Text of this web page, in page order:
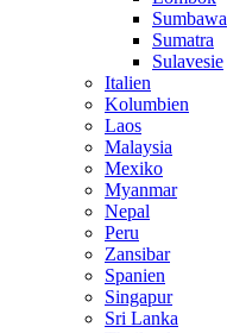
Sumbawa
Sumatra
Sulavesie
Italien
Kolumbien
Laos
Malaysia
Mexiko
Myanmar
Nepal
Peru
Zansibar
Spanien
Singapur
Sri Lanka